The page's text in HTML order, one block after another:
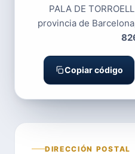
PALA DE
provincia de
Copiar código
DIRECCIÓN POSTAL